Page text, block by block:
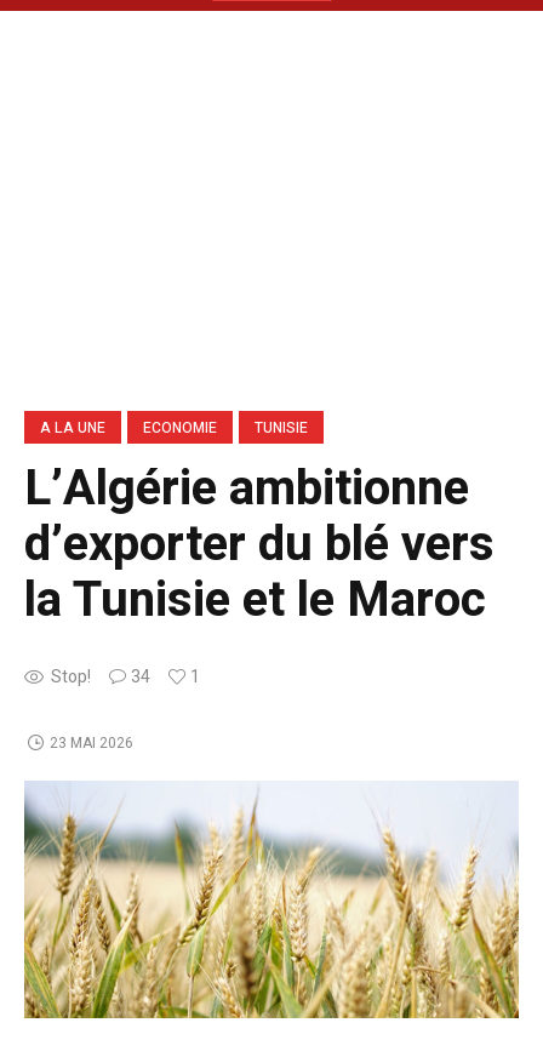
A LA UNE ECONOMIE TUNISIE
L’Algérie ambitionne
d’exporter du blé vers
la Tunisie et le Maroc
Stop! 34 1
23 MAI 2026